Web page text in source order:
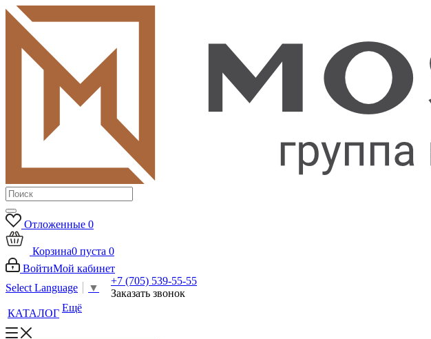
Отложенные 0
Корзина0 пуста 0
ВойтиМой кабинет
Select Language
▼
+7 (705) 539-55-55
Заказать звонок
КАТАЛОГ Ещё